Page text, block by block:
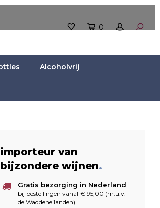
0
Alcoholvrij
importeur van
bijzondere wijnen.
Gratis bezorging in Nederland
bij bestellingen vanaf € 95,00 (m.u.v.
de Waddeneilanden)